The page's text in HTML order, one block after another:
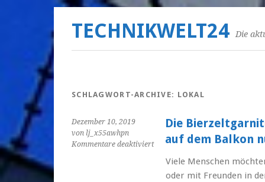
TECHNIKWELT24 Die
SCHLAGWORT-ARCHIVE: LOKAL
Dezember 10, 2019
von lj_x55awhpn
Kommentare deaktiviertfür
Bierzeltgarnitur
Die
auf dem Balkon
Viele Menschen
oder mit Freunden in